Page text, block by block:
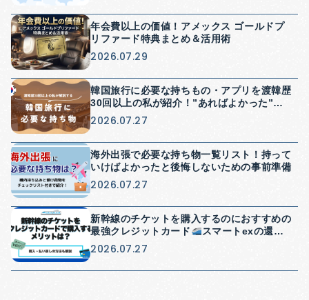
年会費以上の価値！アメックス ゴールドプ
リファード特典まとめ＆活用術
2026.07.29
韓国旅行に必要な持ちもの・アプリを渡韓歴
30回以上の私が紹介！”あればよかった”を
防げる持ち物紹介
2026.07.27
海外出張で必要な持ち物一覧リスト！持って
いけばよかったと後悔しないための事前準備
2026.07.27
新幹線のチケットを購入するのにおすすめの
最強クレジットカード
スマートexの還元
率や使い方を紹介
2026.07.27